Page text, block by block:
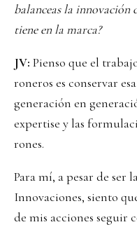
balanceas la
tiene en la marca?
JV: Pienso que el
roneros es conservar
generación en
expertise y las
rones.
Para mí, a pesar de ser
Innovaciones, siento
de mis acciones seguir